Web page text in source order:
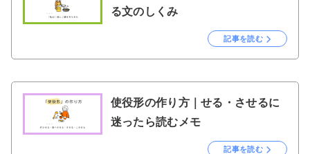
る文のしくみ
記事を読む
使役形の作り方｜せる・させるに
迷ったら読むメモ
記事を読む